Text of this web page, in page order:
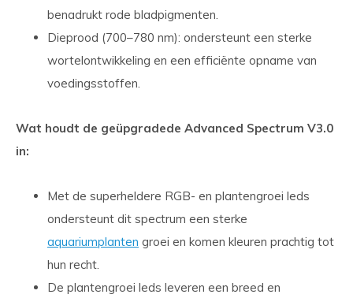
benadrukt rode bladpigmenten.
Dieprood (700–780 nm): ondersteunt een sterke
wortelontwikkeling en een efficiënte opname van
voedingsstoffen.
Wat houdt de geüpgradede Advanced Spectrum V3.0
in:
Met de superheldere RGB- en plantengroei leds
ondersteunt dit spectrum een sterke
aquariumplanten groei en komen kleuren prachtig tot
hun recht.
De plantengroei leds leveren een breed en